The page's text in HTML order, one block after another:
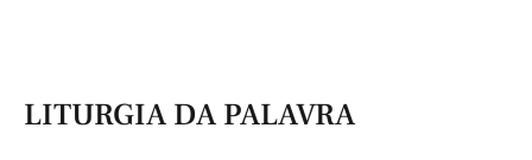
LITURGIA DA PALAVRA